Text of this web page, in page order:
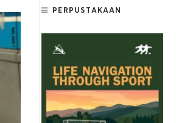
PERPUSTAKAAN